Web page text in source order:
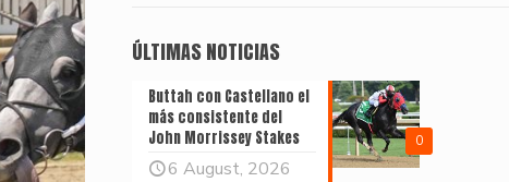
ÚLTIMAS NOTICIAS
0
Buttah con Castellano el
más consistente del
John Morrissey Stakes
6 August, 2026